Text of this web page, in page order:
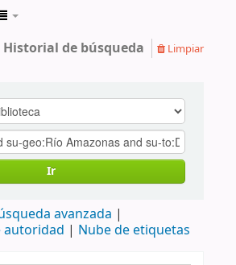
Historial de búsqueda Limpiar
Ir
avanzada
autoridad
Nube de etiquetas